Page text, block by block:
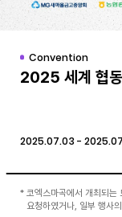
Convention
2025 세계 협동
2025.07.03 -
* 코엑스마곡에서 개최되는
요청하였거나, 일부 행사